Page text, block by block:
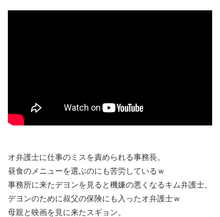
オ弁護士に仕事のミスを責められる事務長。
昼食のメニューを選ぶのにも苦労しているｗ
事務所に来たデヨンを見ると機嫌の悪くなるキム弁護士。
デヨンのために叔父の保険にも入ったオ弁護士ｗ
母親と映画を見に来たスギョン。